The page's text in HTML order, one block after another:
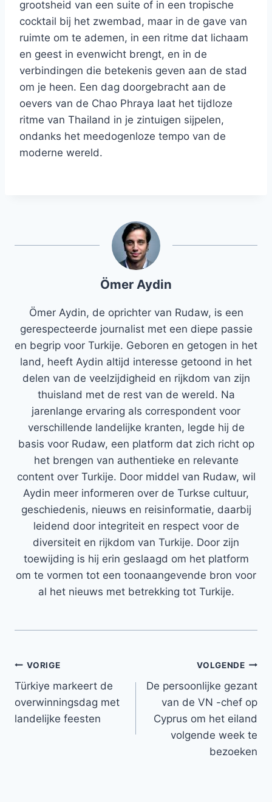
grootsheid van een suite of in een tropische
cocktail bij het zwembad, maar in de gave van
ruimte om te ademen, in een ritme dat lichaam
en geest in evenwicht brengt, en in de
verbindingen die betekenis geven aan de stad
om je heen. Een dag doorgebracht aan de
oevers van de Chao Phraya laat het tijdloze
ritme van Thailand in je zintuigen sijpelen,
ondanks het meedogenloze tempo van de
moderne wereld.
Ömer Aydin
Ömer Aydin, de oprichter van Rudaw, is een
gerespecteerde journalist met een diepe passie
en begrip voor Turkije. Geboren en getogen in het
land, heeft Aydin altijd interesse getoond in het
delen van de veelzijdigheid en rijkdom van zijn
thuisland met de rest van de wereld. Na
jarenlange ervaring als correspondent voor
verschillende landelijke kranten, legde hij de
basis voor Rudaw, een platform dat zich richt op
het brengen van authentieke en relevante
content over Turkije. Door middel van Rudaw, wil
Aydin meer informeren over de Turkse cultuur,
geschiedenis, nieuws en reisinformatie, daarbij
leidend door integriteit en respect voor de
diversiteit en rijkdom van Turkije. Door zijn
toewijding is hij erin geslaagd om het platform
om te vormen tot een toonaangevende bron voor
al het nieuws met betrekking tot Turkije.
Bericht
navigatie
VORIGE
Türkiye markeert de
overwinningsdag met
landelijke feesten
VOLGENDE
De persoonlijke gezant
van de VN -chef op
Cyprus om het eiland
volgende week te
bezoeken